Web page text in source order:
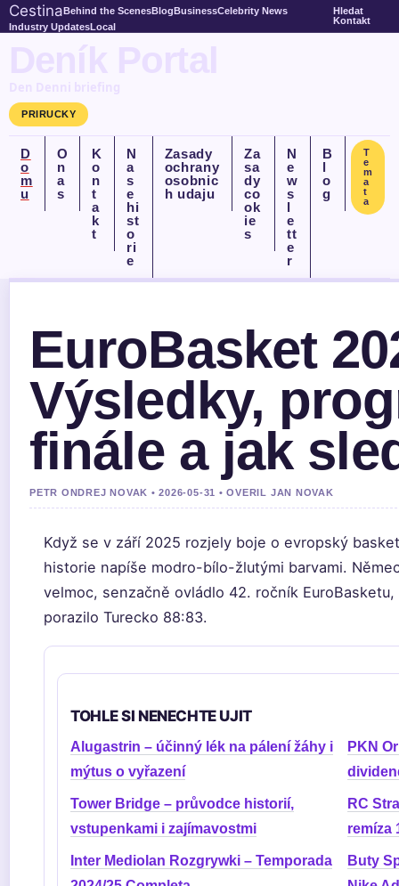
CestinaBehind the ScenesBlogBusinessCelebrity News
Industry UpdatesLocal
Hledat
Kontakt
Deník Portal
Den Denni briefing
PRIRUCKY
D
o
m
u
O
n
a
s
K
o
n
t
a
k
t
N
a
s
e
hi
st
o
ri
e
Zasady
ochrany
osobnic
h udaju
Za
sa
dy
co
ok
ie
s
N
e
w
s
l
e
tt
e
r
B
l
o
g
T
e
m
a
t
a
EuroBasket
Výsledky,
finále a jak
PETR ONDREJ NOVAK • 2026-05-31 • OVERIL JAN NOVAK
Když se v září 2025 rozjely boje o evropský
historie napíše modro-bílo-žlutými barvami.
velmoc, senzačně ovládlo 42. ročník
porazilo Turecko 88:83.
TOHLE SI NENECHTE UJIT
Alugastrin – účinný lék na pálení žáhy i
mýtus o vyřazení
PKN
Tower Bridge – průvodce historií,
vstupenkami i zajímavostmi
RC
remíza
Inter Mediolan Rozgrywki – Temporada
Buty